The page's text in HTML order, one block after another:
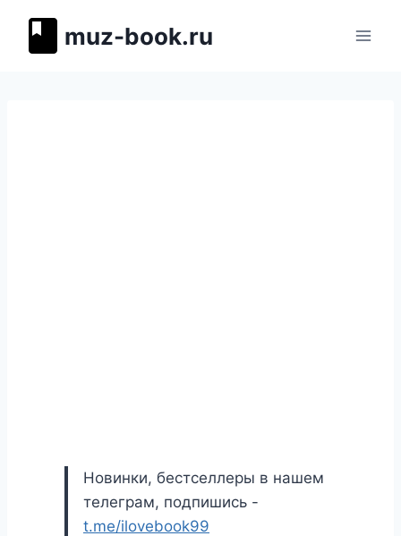
muz-book.ru
Новинки, бестселлеры в нашем
телеграм, подпишись -
t.me/ilovebook99